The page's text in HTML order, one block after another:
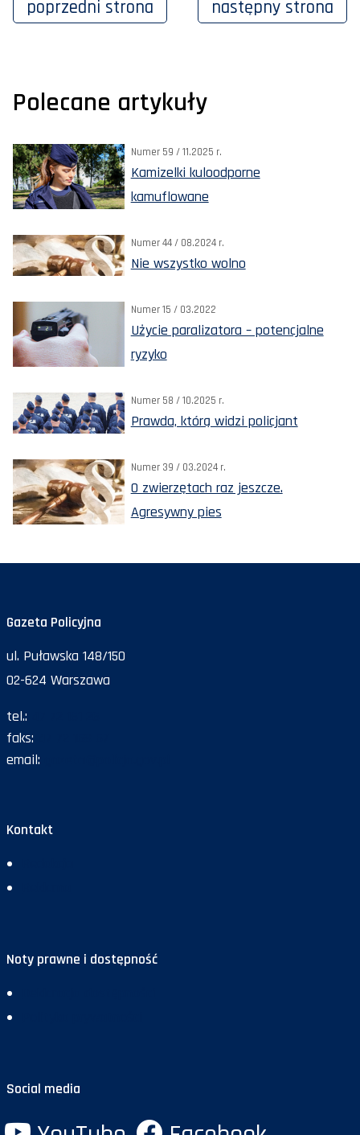
poprzedni strona następny strona
Polecane artykuły
Numer 59 / 11.2025 r.
Kamizelki kuloodporne
kamuflowane
Numer 44 / 08.2024 r.
Nie wszystko wolno
Numer 15 / 03.2022
Użycie paralizatora – potencjalne
ryzyko
Numer 58 / 10.2025 r.
Prawda, którą widzi policjant
Numer 39 / 03.2024 r.
O zwierzętach raz jeszcze.
Agresywny pies
Gazeta Policyjna
ul. Puławska 148/150
02-624 Warszawa
tel.:
faks:
email:
Kontakt
Noty prawne i dostępność
Social media